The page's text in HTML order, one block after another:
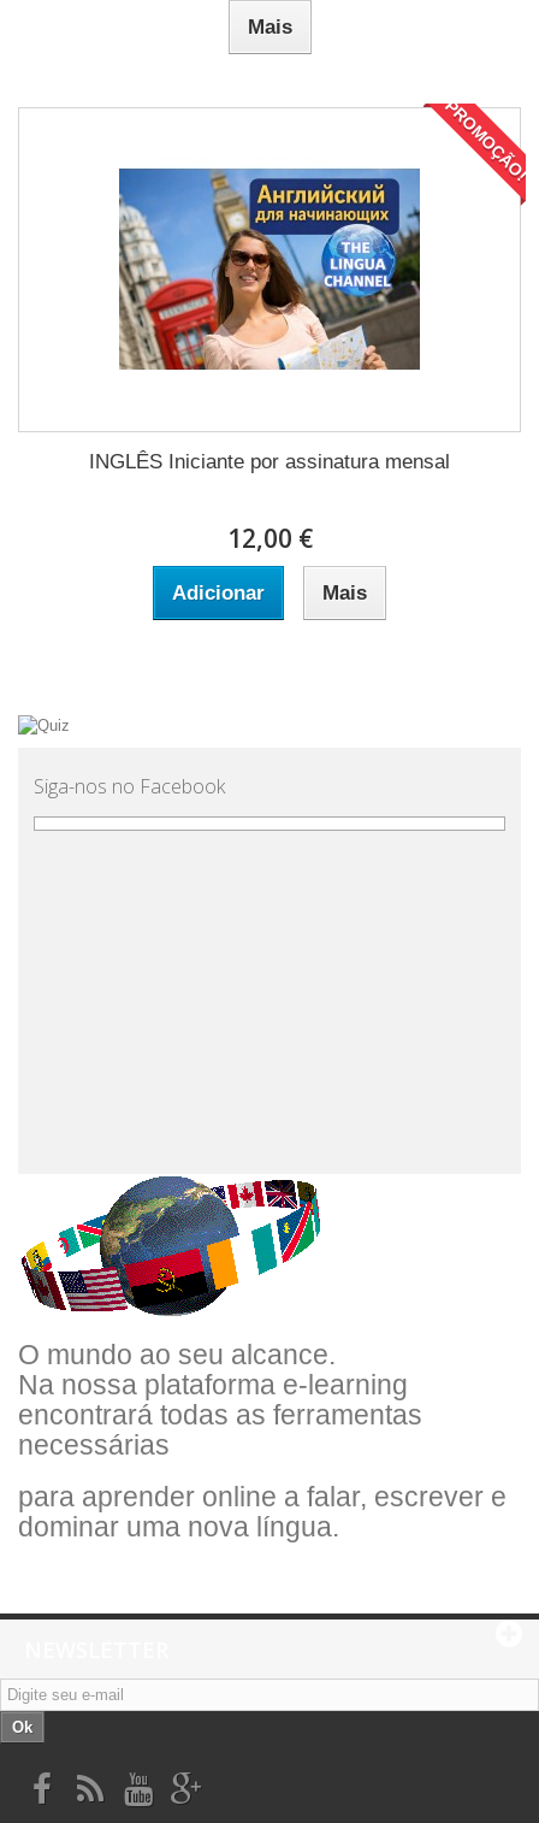
Mais
PROMOÇÃO!
INGLÊS Iniciante por assinatura mensal
12,00 €
Adicionar Mais
Siga-nos no Facebook
O mundo ao seu alcance.
Na nossa plataforma e-learning
encontrará todas as ferramentas
necessárias
para aprender online a falar, escrever e
dominar uma nova língua.
Ok